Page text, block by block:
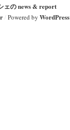
ェの news & report
/ Powered by WordPress